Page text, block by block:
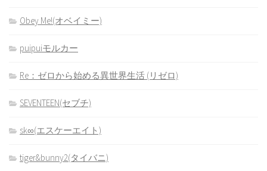
Obey Me!(オベイミー)
puipuiモルカー
Re：ゼロから始める異世界生活 (リゼロ)
SEVENTEEN(セブチ)
sk∞(エスケーエイト)
tiger&bunny2(タイバニ)